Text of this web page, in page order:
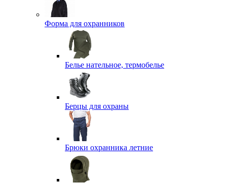
Форма для охранников
Белье нательное, термобелье
Берцы для охраны
Брюки охранника летние